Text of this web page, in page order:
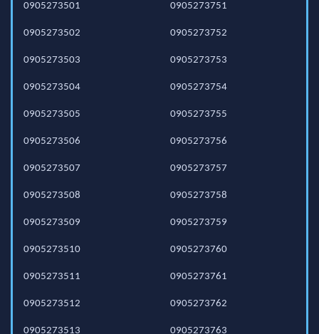
0905273501
0905273502
0905273503
0905273504
0905273505
0905273506
0905273507
0905273508
0905273509
0905273510
0905273511
0905273512
0905273513
0905273751
0905273752
0905273753
0905273754
0905273755
0905273756
0905273757
0905273758
0905273759
0905273760
0905273761
0905273762
0905273763